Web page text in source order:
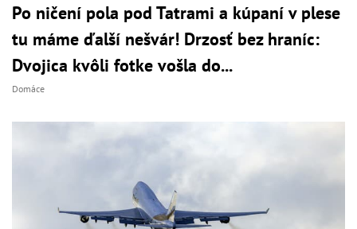
Po ničení pola pod Tatrami a kúpaní v plese
tu máme ďalší nešvár! Drzosť bez hraníc:
Dvojica kvôli fotke vošla do...
Domáce